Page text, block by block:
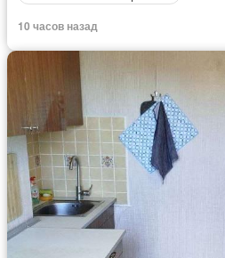
10 часов назад